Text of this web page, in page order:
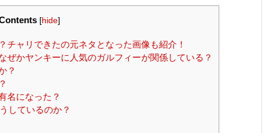
[hide]
チャリできたの元ネタとなった画像も紹介！
ぜかヤンキーに人気のガルフィーが関係している？
？
名になった？
しているのか？